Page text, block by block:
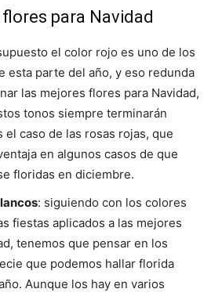
para Navidad
el color rojo es uno de los
esta parte del año, y eso redunda
las mejores flores para Navidad,
tonos siempre terminarán
el caso de las rosas rojas, que
en algunos casos de que
floridas en diciembre.
: siguiendo con los colores
fiestas aplicados a las mejores
tenemos que pensar en los
que podemos hallar florida
Aunque los hay en varios